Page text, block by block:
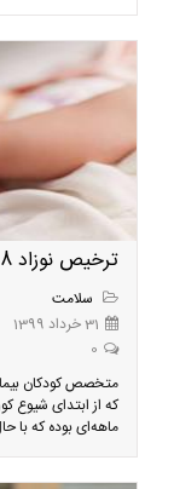
ترخیص نوزاد 8 ماهه مبتلا به کرونا با حال خوب
سلامت
31 خرداد 1399
0
متخصص کودکان
ماهه‌ای بوده که